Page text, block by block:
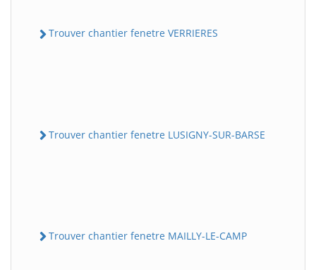
Trouver chantier fenetre VERRIERES
Trouver chantier fenetre LUSIGNY-SUR-BARSE
Trouver chantier fenetre MAILLY-LE-CAMP